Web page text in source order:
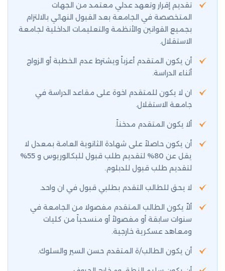
تقديم إقرار وتعهد عدلي معتمد من الجهات
المتخصصة في الجامعة بعد القبول النهائي بالالتزام
بجميع القوانين والأنظمة والتعليمات الداخلية لجامعة
الاستقلال.
أن يكون المتقدم أعزباً ويشترط عدم الخطبة أو الزواج
أثناء الدراسة.
ان لا يكون للمتقدم اخوة على مقاعد الدراسة في
جامعة الاستقلال.
ألا يكون المتقدم مدخناً.
أن يكون حاصلاً على شهادة الثانوية العامة بمعدل لا
يقل عن 80% لتقديم طلب قبول للبكالوريوس و 55%
لتقديم طلب قبول للدبلوم.
لا يحق للطالب التقدم بطلبي قبول في ان واحد.
ألاّ يكون الطالب المتقدم مفصولا من الجامعة في
سنوات سابقة أو مفصولاً أو منسحباً من كليات
ومعاهد عسكرية خارجية.
أن يكون الطالب/ة المتقدم حسن السير والسلوك.